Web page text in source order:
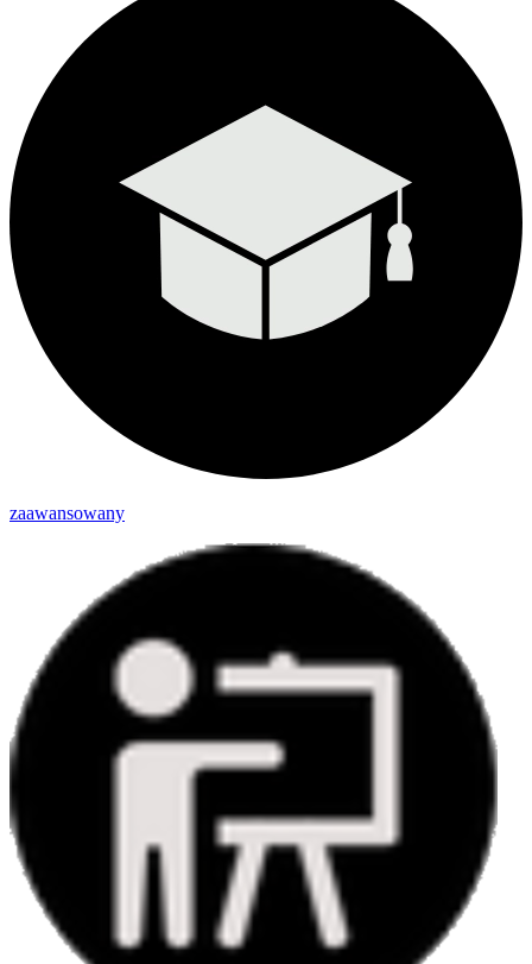
zaawansowany